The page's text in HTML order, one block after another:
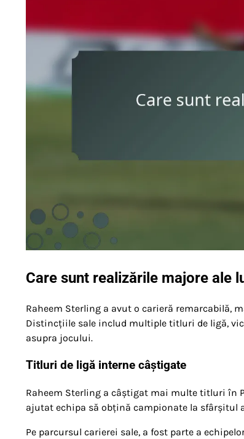
Care sunt realizările majore ale
Raheem Sterling a avut o carieră remarcabilă,
Distincțiile sale includ multiple titluri de ligă,
asupra jocului.
Titluri de ligă interne câștigate
Raheem Sterling a câștigat mai multe titluri în
ajutat echipa să obțină campionate la sfârșitul
Pe parcursul carierei sale, a fost parte a